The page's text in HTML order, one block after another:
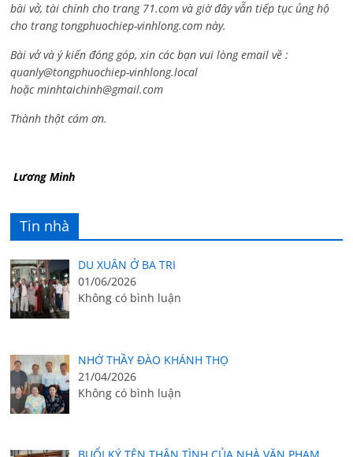
bài vở, tài chính cho trang 71.com và giờ đây vẫn tiếp tục ủng hộ
cho trang tongphuochiep-vinhlong.com này.
Bài vở và ý kiến đóng góp, xin các bạn vui lòng email về :
quanly@tongphuochiep-vinhlong.local
hoặcminhtaichinh@gmail.com
Thành thật cám ơn.
Lương Minh
Tin nhà
DU XUÂN Ở BA TRI
01/06/2026
Không có bình luận
NHỚ THẦY ĐÀO KHÁNH THỌ
21/04/2026
Không có bình luận